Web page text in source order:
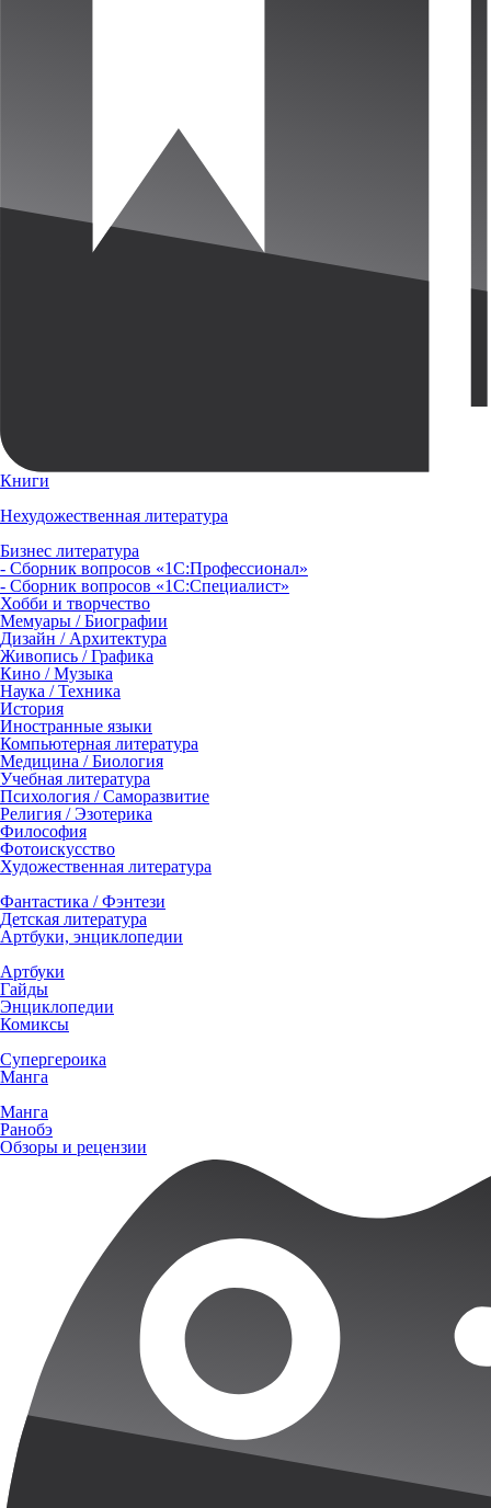
Книги
Нехудожественная литература
Бизнес литература
- Сборник вопросов «1С:Профессионал»
- Сборник вопросов «1С:Специалист»
Хобби и творчество
Мемуары / Биографии
Дизайн / Архитектура
Живопись / Графика
Кино / Музыка
Наука / Техника
История
Иностранные языки
Компьютерная литература
Медицина / Биология
Учебная литература
Психология / Саморазвитие
Религия / Эзотерика
Философия
Фотоискусство
Художественная литература
Фантастика / Фэнтези
Детская литература
Артбуки, энциклопедии
Артбуки
Гайды
Энциклопедии
Комиксы
Супергероика
Манга
Манга
Ранобэ
Обзоры и рецензии